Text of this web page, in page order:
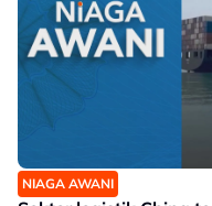
NIAGA AWANI